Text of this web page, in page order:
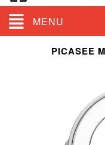
MENU
PICASEE